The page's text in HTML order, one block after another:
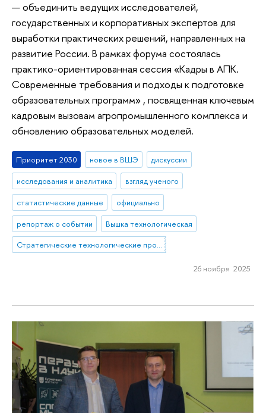
— объединить ведущих исследователей,
государственных и корпоративных экспертов для
выработки практических решений, направленных на
развитие России. В рамках форума состоялась
практико-ориентированная сессия «Кадры в АПК.
Современные требования и подходы к подготовке
образовательных программ» , посвященная ключевым
кадровым вызовам агропромышленного комплекса и
обновлению образовательных моделей.
Приоритет 2030 новое в ВШЭ
дискуссии
исследования и аналитика
взгляд ученого
статистические данные
официально
репортаж о событии
Вышка технологическая
Стратегические технологические проекты
26 ноября 2025